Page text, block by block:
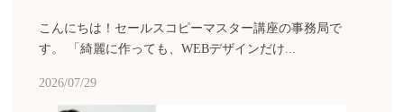
こんにちは！セールスコピーマスター講座の事務局で
す。 「綺麗に作っても、WEBデザインだけ...
2026/07/29